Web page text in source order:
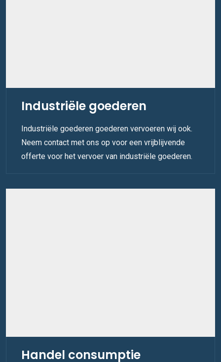
Industriële goederen
Industriële goederen goederen vervoeren wij ook.
Neem contact met ons op voor een vrijblijvende
offerte voor het vervoer van industriële goederen.
Handel consumptie